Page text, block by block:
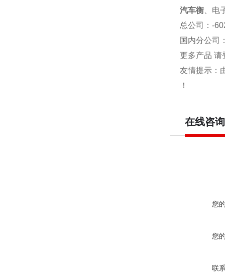
汽车衡 、
总公司
：-
国内分公司
更多产品 请
友情提示：
！
在线咨询
您
您
联